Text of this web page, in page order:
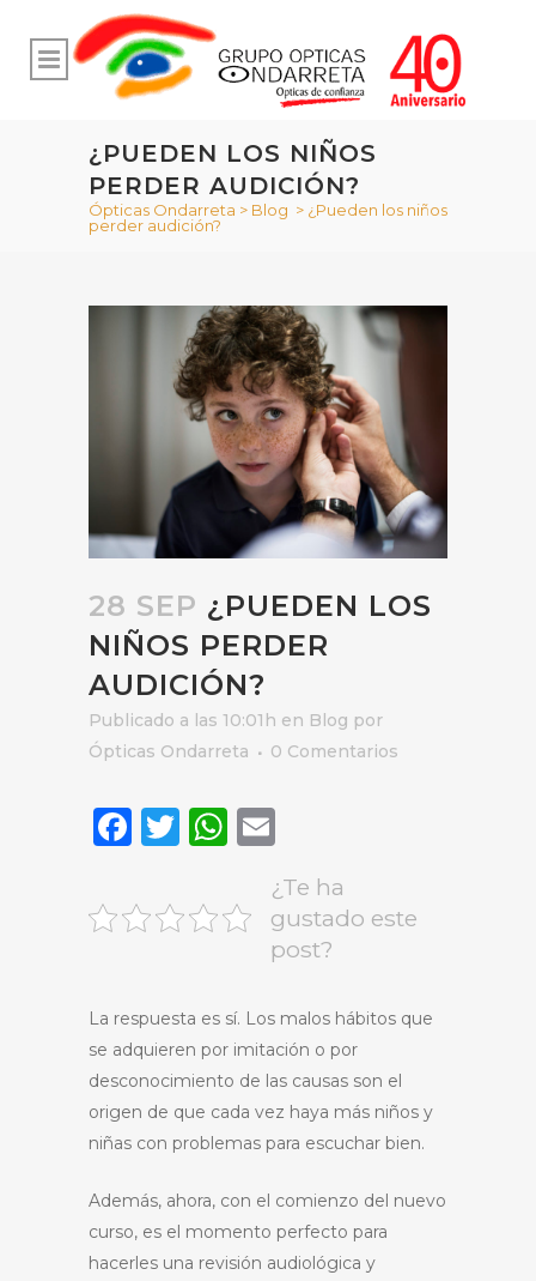
¿PUEDEN LOS NIÑOS
PERDER AUDICIÓN?
Ópticas Ondarreta > Blog > ¿Pueden los niños
perder audición?
28 SEP ¿PUEDEN LOS
NIÑOS PERDER
AUDICIÓN?
Publicado a las 10:01h en Blog por
Ópticas Ondarreta
0 Comentarios
Facebook
Twitter
WhatsApp
¿Te ha
gustado este
post?
La respuesta es sí. Los malos hábitos que
se adquieren por imitación o por
desconocimiento de las causas son el
origen de que cada vez haya más niños y
niñas con problemas para escuchar bien.
Además, ahora, con el comienzo del nuevo
curso, es el momento perfecto para
hacerles una revisión audiológica y